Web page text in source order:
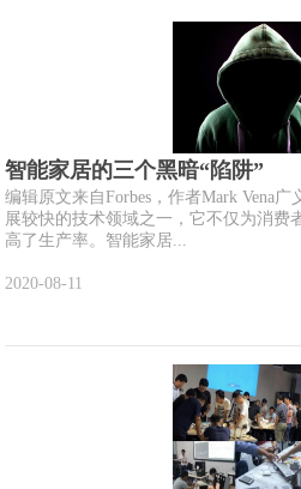
智能家居的三个黑暗“陷阱”
编辑原文来自Forbes，作者Mark Vena
展较快的技术领域之一，它不仅为消费
高了生产率。智能家居...
2020-08-11